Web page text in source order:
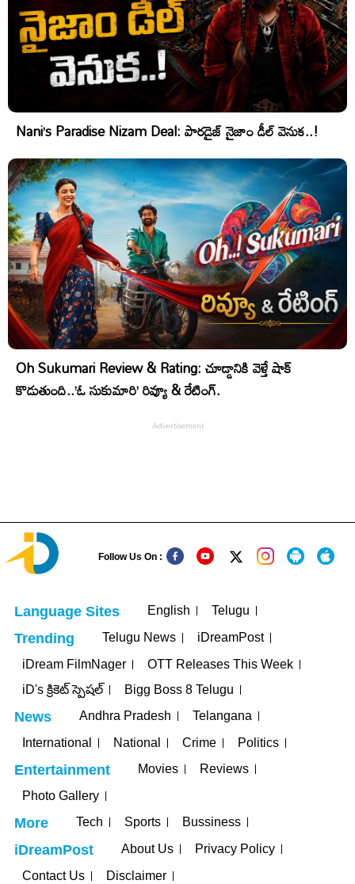
Nani’s Paradise Nizam Deal: పారడైజ్ నైజాం డీల్ వెనుక..!
Oh Sukumari Review & Rating: చూడ్డానికి వెళ్తే షాక్
కొడుతుంది..’ఓ సుకుమారి’ రివ్యూ & రేటింగ్.
Follow Us On :
Language Sites English Telugu
Trending Telugu News
iDreamPost
iDream FilmNager
OTT Releases This Week
iD's క్రికెట్ స్పెషల్
Bigg Boss 8 Telugu
News Andhra Pradesh
Telangana
International
National Crime Politics
Entertainment Movies
Reviews
Photo Gallery
More Tech Sports Bussiness
iDreamPost About Us
Privacy Policy
Contact Us
Disclaimer